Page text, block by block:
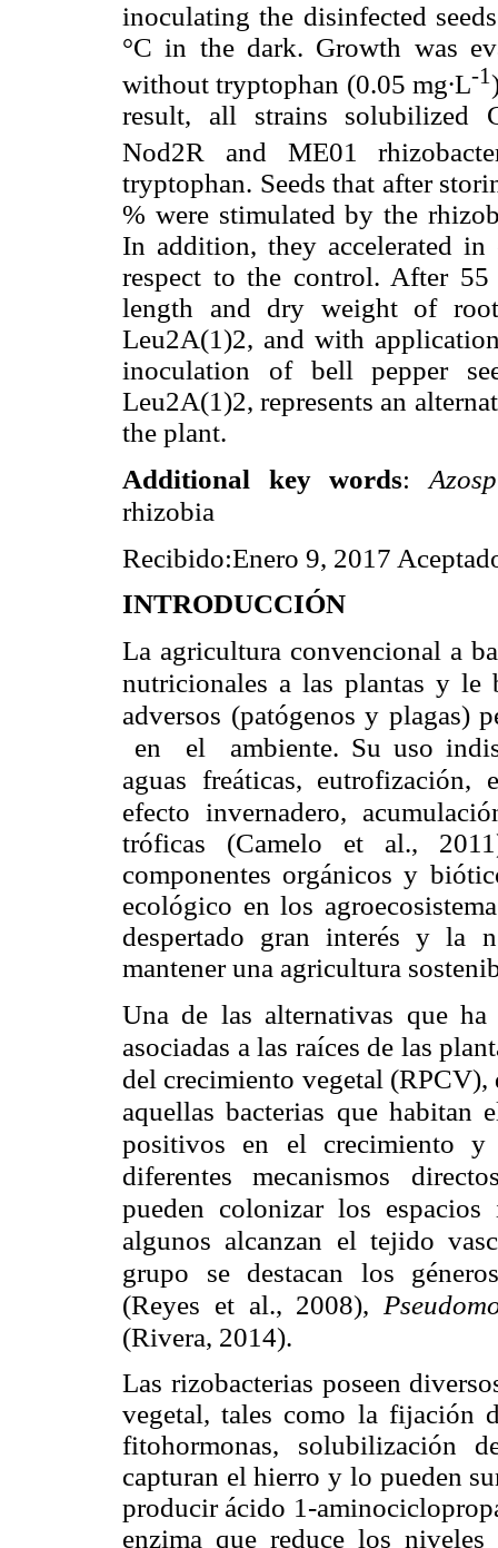
inoculating the disinfected
°C in the dark. Growth was
without tryptophan (0.05 mg∙L-1
result, all strains solubilized
Nod2R and ME01
tryptophan. Seeds that after
% were stimulated by the
In addition, they accelerated
respect to the control. After
length and dry weight of
Leu2A(1)2, and with
inoculation of bell pepper
Leu2A(1)2, represents an
the plant.
Additional key words:
rhizobia
Recibido:Enero 9, 2017
INTRODUCCIÓN
La agricultura convencional a
nutricionales a las plantas y le
adversos (patógenos y
en el ambiente. Su uso
aguas freáticas, eutrofización,
efecto invernadero,
tróficas (Camelo et al.,
componentes orgánicos y
ecológico en los
despertado gran interés y la
mantener una agricultura
Una de las alternativas que
asociadas a las raíces de las
del crecimiento vegetal
aquellas bacterias que habitan
positivos en el crecimiento
diferentes mecanismos
pueden colonizar los
algunos alcanzan el tejido
grupo se destacan los
(Reyes et al., 2008),
(Rivera, 2014).
Las rizobacterias poseen
vegetal, tales como la fijación
fitohormonas, solubilización
capturan el hierro y lo pueden
producir ácido 1-
enzima que reduce los